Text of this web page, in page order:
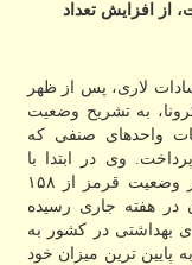
افزایش تعداد
لاری، پس از ظهر
آمار کرونا، به تشریح وضعیت
واحدهای صنفی که
وی در ابتدا با
عنوان این مطلب که تعداد شهرستان های در وضعیت قرمز از ۱۵۸
گذشته به ۱۸۷ شهرستان در هفته جاری رسیده
بهداشتی در کشور به
به پایین ترین میزان خود